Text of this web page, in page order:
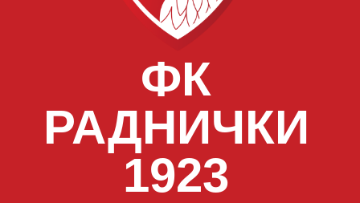
ФК
РАДНИЧКИ
1923